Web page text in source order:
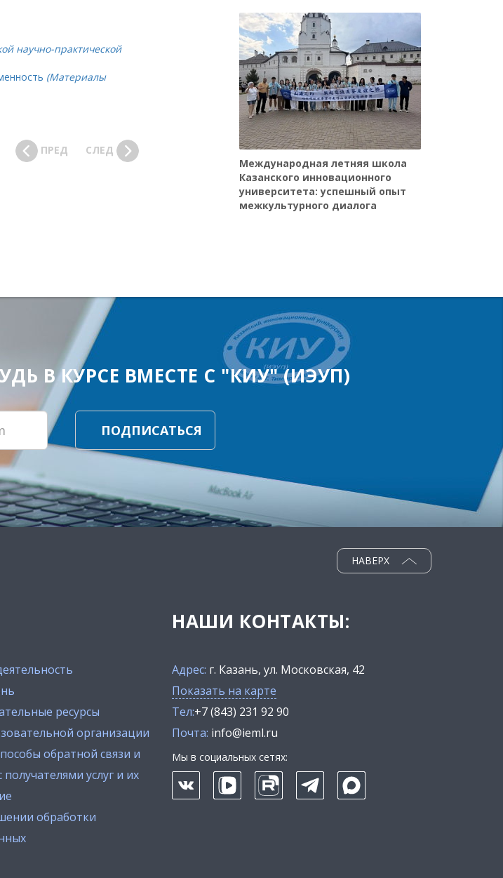
научно-практической
(Материалы
ПРЕД СЛЕД
Международная летняя школа
Казанского инновационного
университета: успешный опыт
межкультурного диалога
В КУРСЕ ВМЕСТЕ С "КИУ" (ИЭУП)
ПОДПИСАТЬСЯ
ресурсы
организации
обратной связи и
услуг и их
обработки
НАВЕРХ
НАШИ КОНТАКТЫ:
Адрес: г. Казань, ул. Московская, 42
Показать на карте
Тел:+7 (843) 231 92 90
Почта: info@ieml.ru
Мы в социальных сетях: